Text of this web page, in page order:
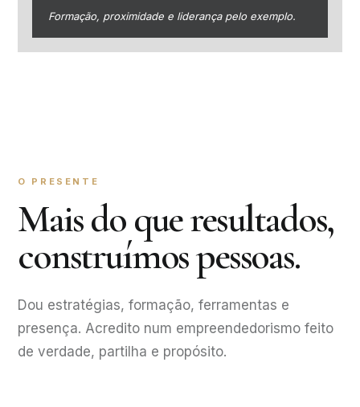
Formação, proximidade e liderança pelo exemplo.
O PRESENTE
Mais do que resultados,
construímos pessoas.
Dou estratégias, formação, ferramentas e
presença. Acredito num empreendedorismo feito
de verdade, partilha e propósito.